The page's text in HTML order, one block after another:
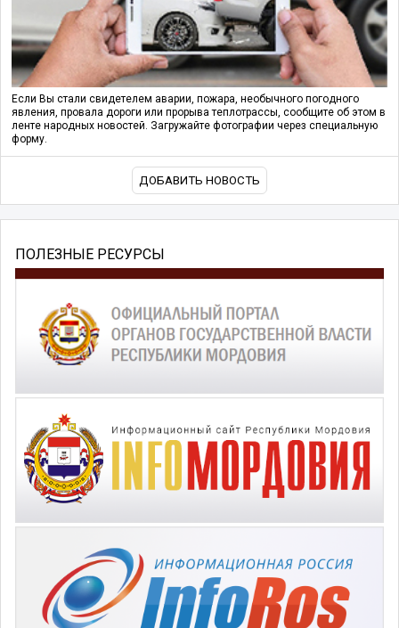
Если Вы стали свидетелем аварии, пожара, необычного погодного
явления, провала дороги или прорыва теплотрассы, сообщите об этом в
ленте народных новостей. Загружайте фотографии через специальную
форму.
ДОБАВИТЬ НОВОСТЬ
ПОЛЕЗНЫЕ РЕСУРСЫ